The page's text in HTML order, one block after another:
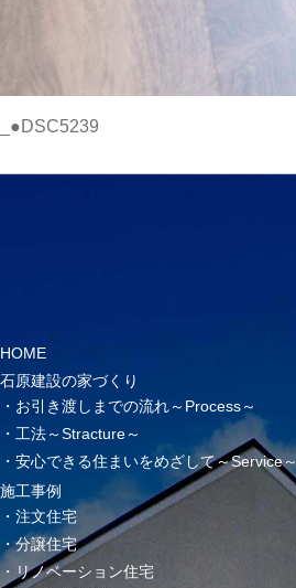
_●DSC5239
HOME
石原建設の家づくり
お引き渡しまでの流れ～Process～
工法～Stracture～
安心できる住まいをめざして～Service～
施工事例
注文住宅
分譲住宅
リノベーション住宅